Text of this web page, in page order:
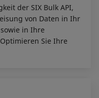
der SIX Bulk API,
von Daten in Ihr
in Ihre
Sie Ihre